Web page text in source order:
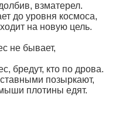
взматерел.
до уровня космоса,
на новую цель.
не бывает,
бредут, кто по дрова.
позыркают,
плотины едят.